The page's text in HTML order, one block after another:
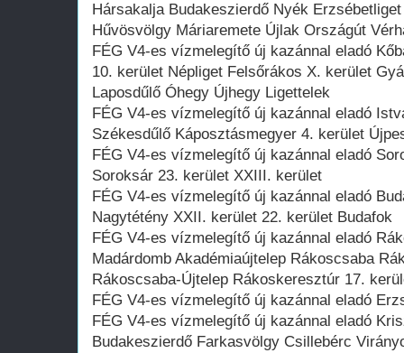
Hársakalja Budakeszierdő Nyék
Hűvösvölgy Máriaremete Újlak Országút
FÉG V4-es vízmelegítő új kazánnal eladó
10. kerület Népliget Felsőrákos X. kerület
Laposdűlő Óhegy Újhegy Ligettelek
FÉG V4-es vízmelegítő új kazánnal eladó
Székesdűlő Káposztásmegyer 4. kerület
FÉG V4-es vízmelegítő új kazánnal eladó
Soroksár 23. kerület XXIII. kerület
FÉG V4-es vízmelegítő új kazánnal eladó
Nagytétény XXII. kerület 22. kerület Budafok
FÉG V4-es vízmelegítő új kazánnal eladó
Madárdomb Akadémiaújtelep Rákoscsaba
Rákoscsaba-Újtelep Rákoskeresztúr 17.
FÉG V4-es vízmelegítő új kazánnal eladó
FÉG V4-es vízmelegítő új kazánnal eladó
Budakeszierdő Farkasvölgy Csillebérc